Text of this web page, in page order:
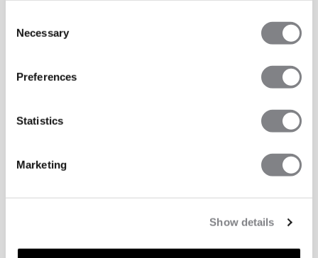
Selection
Necessary
Preferences
Statistics
Marketing
Show details